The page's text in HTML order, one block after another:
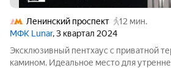
Ленинский проспект
12 мин.
МФК Lunar, 3 квартал 2024
Эксклюзивный пентхаус с приватной
камином. Идеальное место для